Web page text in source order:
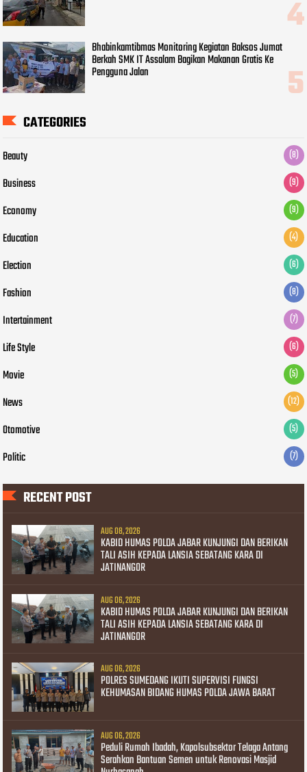
Bhabinkamtibmas Monitoring Kegiatan Baksos Jumat
Berkah SMK IT Assalam Bagikan Makanan Gratis Ke
Pengguna Jalan
CATEGORIES
Beauty (8)
Business (9)
Economy (9)
Education (4)
Election (6)
Fashion (8)
Intertainment (7)
Life Style (6)
Movie (5)
News (12)
Otomotive (5)
Politic (7)
RECENT POST
AUG 08, 2026
KABID HUMAS POLDA JABAR KUNJUNGI DAN BERIKAN
TALI ASIH KEPADA LANSIA SEBATANG KARA DI
JATINANGOR
AUG 06, 2026
KABID HUMAS POLDA JABAR KUNJUNGI DAN BERIKAN
TALI ASIH KEPADA LANSIA SEBATANG KARA DI
JATINANGOR
AUG 06, 2026
POLRES SUMEDANG IKUTI SUPERVISI FUNGSI
KEHUMASAN BIDANG HUMAS POLDA JAWA BARAT
AUG 06, 2026
Peduli Rumah Ibadah, Kapolsubsektor Telaga Antang
Serahkan Bantuan Semen untuk Renovasi Masjid